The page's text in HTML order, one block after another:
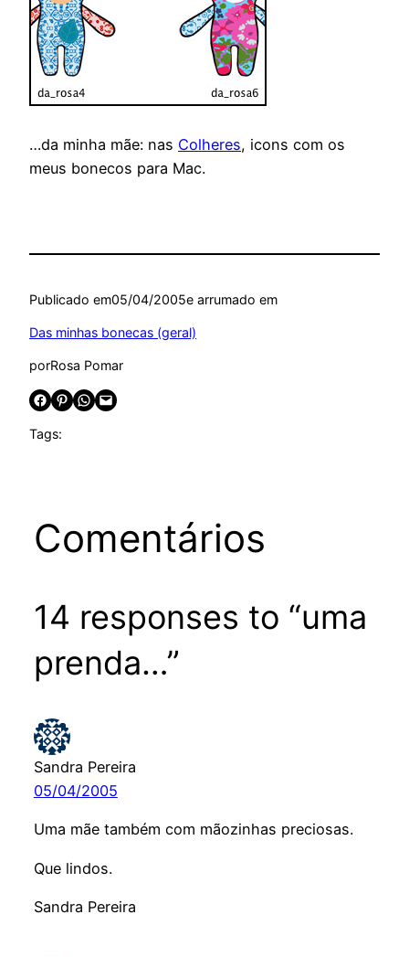
…da minha mãe: nas Colheres, icons com os
meus bonecos para Mac.
Publicado em05/04/2005e arrumado em
Das minhas bonecas (geral)
porRosa Pomar
Share on Facebook Share on Pinterest Share on WhatsApp Email this Page
Tags:
Comentários
14 responses to “uma
prenda…”
Sandra Pereira
05/04/2005
Uma mãe também com mãozinhas preciosas.
Que lindos.
Sandra Pereira